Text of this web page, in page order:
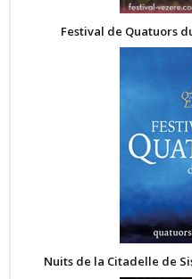
Festival de Quatuors
Nuits de la Citadelle de